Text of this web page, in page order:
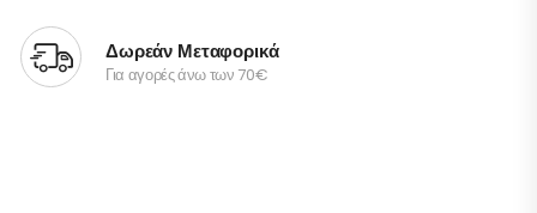
Δωρεάν Μεταφορικά
Για αγορές άνω των 70€